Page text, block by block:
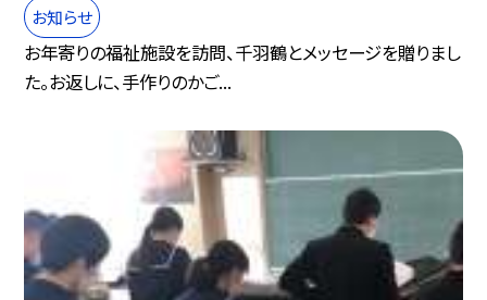
お知らせ
お年寄りの福祉施設を訪問、千羽鶴とメッセージを贈りまし
た。お返しに、手作りのかご...